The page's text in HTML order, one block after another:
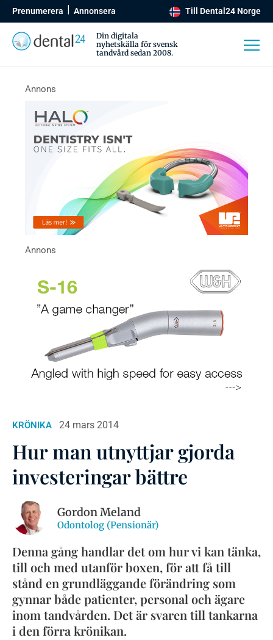
Prenumerera Annonsera Till Dental24 Norge
Din digitala
nyhetskälla för svensk
tandvård sedan 2008.
KRÖNIKA 24 mars 2014
Hur man utnyttjar gjorda
investeringar bättre
Gordon Meland
Odontolog (Pensionär)
Denna gång handlar det om hur vi kan tänka,
till och med utanför boxen, för att få till
stånd en grundläggande förändring som
gynnar både patienter, personal och ägare
inom tandvården. Det är svaren till tankarna
i den förra krönikan.